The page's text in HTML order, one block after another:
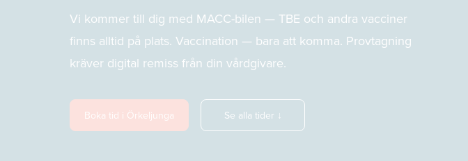
Vi kommer till dig med MACC-bilen — TBE och andra vacciner
finns alltid på plats. Vaccination — bara att komma. Provtagning
kräver digital remiss från din vårdgivare.
Boka tid i Örkeljunga Se alla tider ↓